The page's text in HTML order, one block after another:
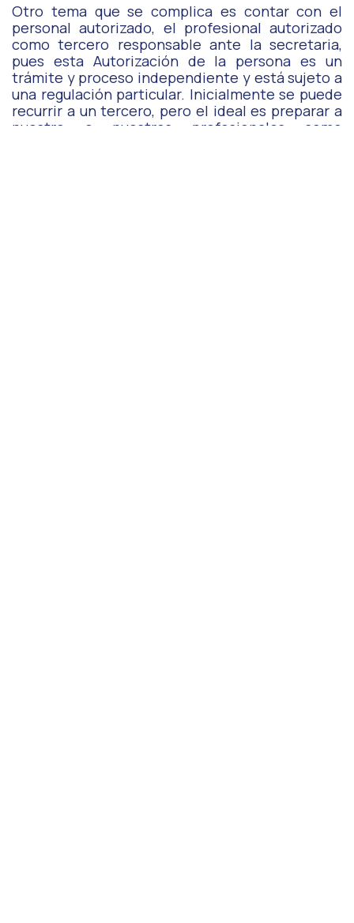
Otro tema que se complica es contar con el
personal autorizado, el profesional autorizado
como tercero responsable ante la secretaria,
pues esta Autorización de la persona es un
trámite y proceso independiente y está sujeto a
una regulación particular. Inicialmente se puede
recurrir a un tercero, pero el ideal es preparar a
nuestro o nuestros profesionales como